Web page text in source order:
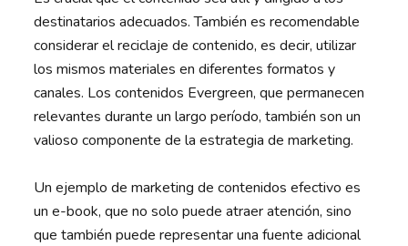
destinatarios adecuados. También es recomendable
considerar el reciclaje de contenido, es decir, utilizar
los mismos materiales en diferentes formatos y
canales. Los contenidos Evergreen, que permanecen
relevantes durante un largo período, también son un
valioso componente de la estrategia de marketing.
Un ejemplo de marketing de contenidos efectivo es
un e-book, que no solo puede atraer atención, sino
que también puede representar una fuente adicional